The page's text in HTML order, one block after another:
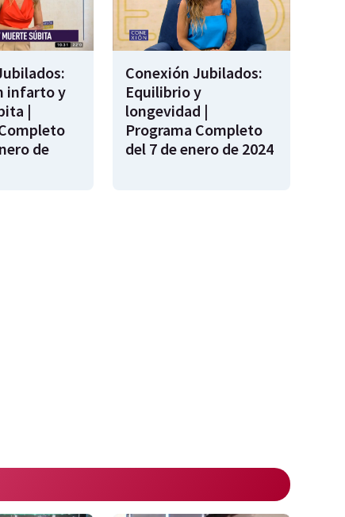
infarto y
|
de
Conexión Jubilados:
Equilibrio y
longevidad |
Programa Completo
del 7 de enero de 2024